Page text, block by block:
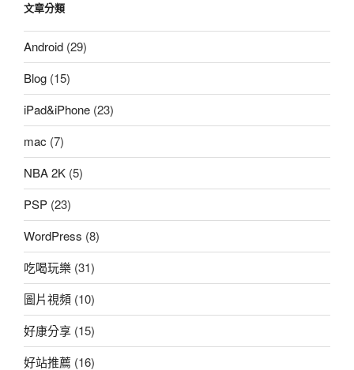
文章分類
Android (29)
Blog (15)
iPad&iPhone (23)
mac (7)
NBA 2K (5)
PSP (23)
WordPress (8)
吃喝玩樂 (31)
圖片視頻 (10)
好康分享 (15)
好站推薦 (16)